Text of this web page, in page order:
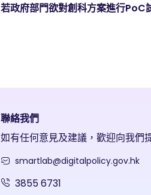
若政府部門欲對創科方案進行PoC
聯絡我們
如有任何意見及建議，歡迎向我們
smartlab@digitalpolicy.gov.hk
3855 6731